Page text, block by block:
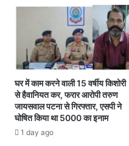
का
घर में काम करने वाली 15 वर्षीय किशोरी
से हैवानियत कर, फरार आरोपी तरुण
जायसवाल पटना से गिरफ्तार, एसपी ने
घोषित किया था 5000 का इनाम
1 day ago